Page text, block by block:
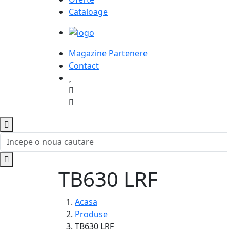
Cataloage
Magazine Partenere
Contact
TB630 LRF
Acasa
Produse
TB630 LRF